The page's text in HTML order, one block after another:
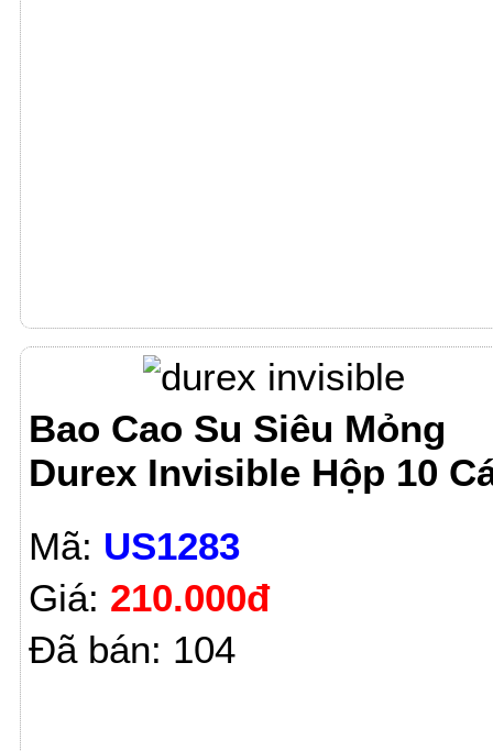
Bao Cao Su Siêu Mỏng
Durex Invisible Hộp 10
Mã: US1283
Giá: 210.000đ
Đã bán: 104